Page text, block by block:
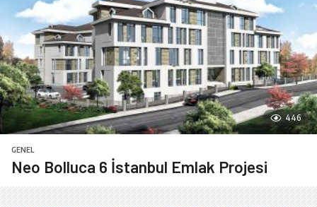
446
GENEL
Neo Bolluca 6 İstanbul Emlak Projesi